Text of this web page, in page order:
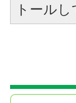
トールし